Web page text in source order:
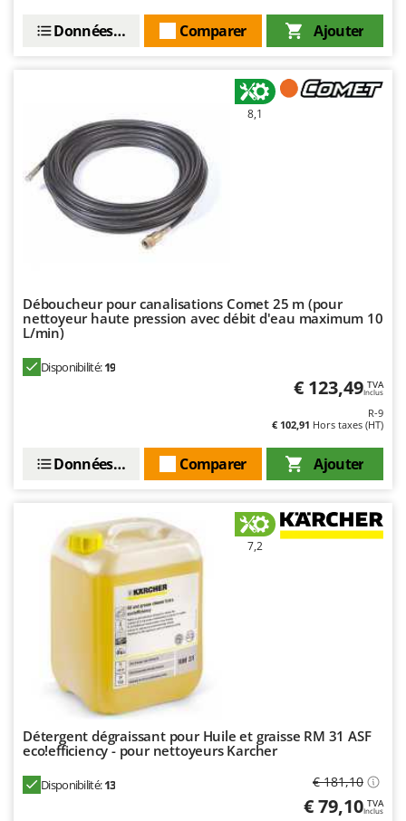
River Systems
Robomow
Rossofuoco
Rover Pompe
Royal Food
S
S.T.P.
Santos
Sbaraglia
Sirman
Skil
Smartwood
Solidur
Spice Electronics
Spiralmac
Spring Protezione
Spyro
Ajouter
Comparer
Données techniques
8,1
Déboucheur pour canalisations Comet 25 m (pour
nettoyeur haute pression avec débit d'eau maximum 10
L/min)
Disponibilité:19
€ 123,49 TVA
Inclus
R-9
€ 102,91 Hors taxes (HT)
Ajouter
Comparer
Données techniques
7,2
Détergent dégraissant pour Huile et graisse RM 31 ASF
eco!efficiency - pour nettoyeurs Karcher
Disponibilité:13 € 181,10
€ 79,10 TVA
Inclus